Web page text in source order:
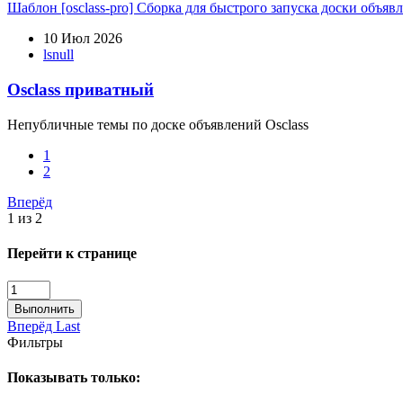
Шаблон [osclass-pro] Сборка для быстрого запуска доски
10 Июл 2026
lsnull
Osclass приватный
Непубличные темы по доске объявлений Osclass
1
2
Вперёд
1 из 2
Перейти к странице
Выполнить
Вперёд Last
Фильтры
Показывать только: